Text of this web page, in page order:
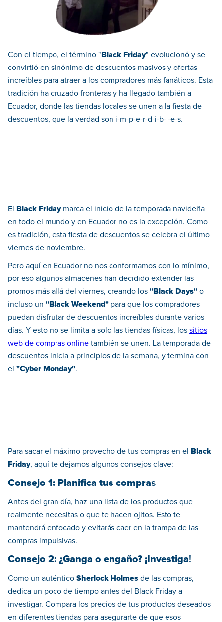
Con el tiempo, el término " Black Friday" evolucionó y se
convirtió en sinónimo de descuentos masivos y ofertas
increíbles para atraer a los compradores más fanáticos. Esta
tradición ha cruzado fronteras y ha llegado también a
Ecuador, donde las tiendas locales se unen a la fiesta de
descuentos, que la verdad son i-m-p-e-r-d-i-b-l-e-s.
El Black Fridaymarca el inicio de la temporada navideña
en todo el mundo y en Ecuador no es la excepción. Como
es tradición, esta fiesta de descuentos se celebra el último
viernes de noviembre.
Pero aquí en Ecuador no nos conformamos con lo mínimo,
por eso algunos almacenes han decidido extender las
promos más allá del viernes, creando los "Black Days" o
incluso un "Black Weekend" para que los compradores
puedan disfrutar de descuentos increíbles durante varios
días. Y esto no se limita a solo las tiendas físicas, los sitios
web de compras online también se unen. La temporada de
descuentos inicia a principios de la semana, y termina con
el "Cyber Monday".
Para sacar el máximo provecho de tus compras en el
Black
Friday, aquí te dejamos algunos consejos clave:
Consejo 1: Planifica tus compras
Antes del gran día, haz una lista de los productos que
realmente necesitas o que te hacen ojitos. Esto te
mantendrá enfocado y evitarás caer en la trampa de las
compras impulsivas.
Consejo 2: ¿Ganga o engaño? ¡Investiga!
Como un auténtico Sherlock Holmes de las compras,
dedica un poco de tiempo antes del Black Friday a
investigar. Compara los precios de tus productos deseados
en diferentes tiendas para asegurarte de que esos